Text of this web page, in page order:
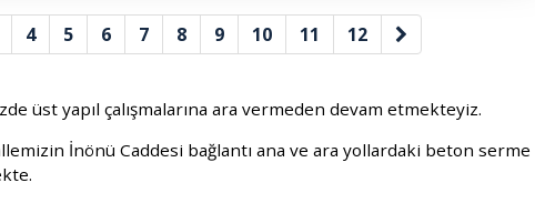
4 5 6 7 8 9 10 11 12
üst yapıl çalışmalarına ara vermeden devam etmekteyiz.
İnönü Caddesi bağlantı ana ve ara yollardaki beton serme